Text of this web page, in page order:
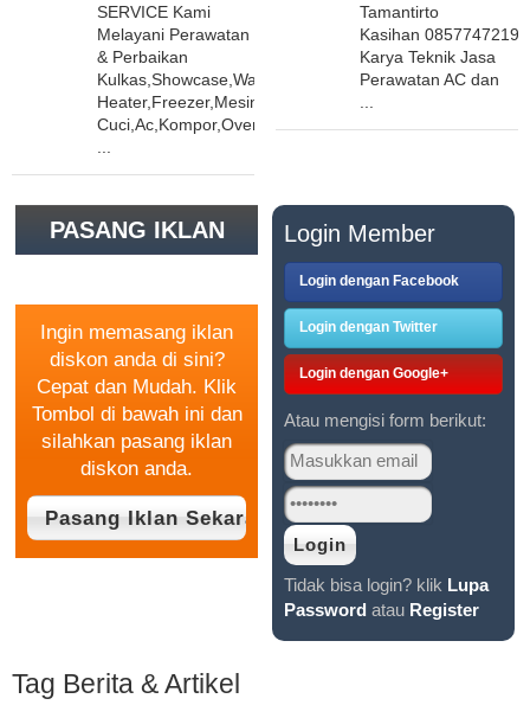
SERVICE Kami
Melayani Perawatan
& Perbaikan
Kulkas,Showcase,Water
Heater,Freezer,Mesin
Cuci,Ac,Kompor,Oven
Tamantirto
Kasihan
Karya Teknik Jasa
Perawatan AC dan
PASANG IKLAN
Ingin memasang iklan
diskon anda di sini?
Cepat dan Mudah. Klik
Tombol di bawah ini dan
silahkan pasang iklan
diskon anda.
Login Member
Login dengan Facebook
Login dengan Twitter
Login dengan Google+
Atau mengisi form berikut:
Tidak bisa login? klik Lupa
Password atau Register
Tag Berita & Artikel